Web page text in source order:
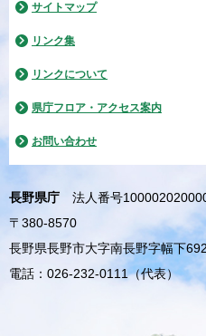
サイトマップ
リンク集
リンクについて
県庁フロア・アクセス案内
お問い合わせ
長野県庁
法人番号
〒380-8570
長野県長野市大字南長野字幅下
電話：026-232-0111（代表）